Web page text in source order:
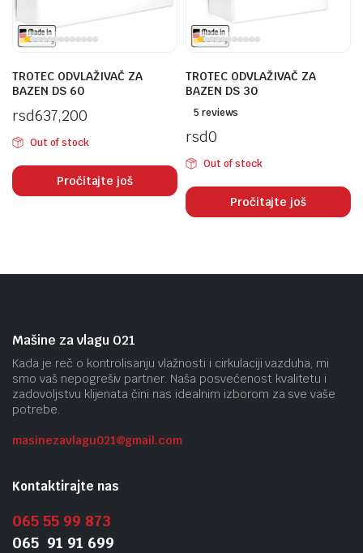
TROTEC ODVLAŽIVAČ ZA
BAZEN DS 60
rsd637,200
Out of stock
Pročitajte još
TROTEC ODVLAŽIVAČ ZA
BAZEN DS 30
5 reviews
rsd0
Out of stock
Pročitajte još
Mašine za vlagu 021
Kada je reč o kontrolisanju vlažnosti i cirkulaciji vazduha, mi
smo vaš nepogrešiv partner. Naša posvećenost kvalitetu i
zadovoljstvu klijenata čini nas idealnim izborom za sve vaše
potrebe.
masinezavlagu021@gmail.com
Kontaktirajte nas
065 55 99 873
065 91 91 699